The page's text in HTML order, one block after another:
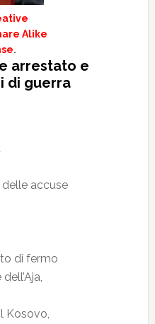
Alike
.
arrestato e
di guerra
accuse
di fermo
Kosovo,